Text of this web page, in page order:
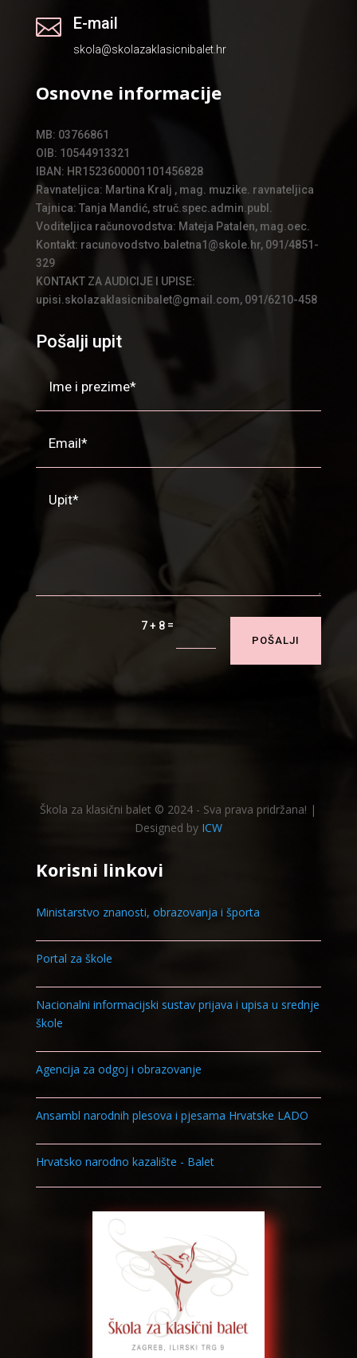
 E-mail
skola@skolazaklasicnibalet.hr
Osnovne informacije
MB: 03766861
OIB: 10544913321
IBAN: HR1523600001101456828
Ravnateljica: Martina Kralj , mag. muzike. ravnateljica
Tajnica: Tanja Mandić, struč.spec.admin.publ.
Voditeljica računovodstva: Mateja Patalen, mag.oec.
Kontakt: racunovodstvo.baletna1@skole.hr, 091/4851-
329
KONTAKT ZA AUDICIJE I UPISE:
upisi.skolazaklasicnibalet@gmail.com, 091/6210-458
Pošalji upit
7 + 8 =
POŠALJI
Škola za klasični balet © 2024 - Sva prava pridržana! |
Designed by ICW
Korisni linkovi
Ministarstvo znanosti, obrazovanja i športa
Portal za škole
Nacionalni informacijski sustav prijava i upisa u srednje
škole
Agencija za odgoj i obrazovanje
Ansambl narodnih plesova i pjesama Hrvatske LADO
Hrvatsko narodno kazalište - Balet